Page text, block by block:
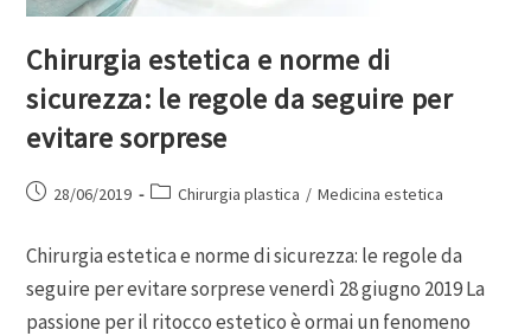
Chirurgia estetica e norme di
sicurezza: le regole da seguire per
evitare sorprese
28/06/2019 Chirurgia plastica / Medicina estetica
Chirurgia estetica e norme di sicurezza: le regole da
seguire per evitare sorprese venerdì 28 giugno 2019 La
passione per il ritocco estetico è ormai un fenomeno